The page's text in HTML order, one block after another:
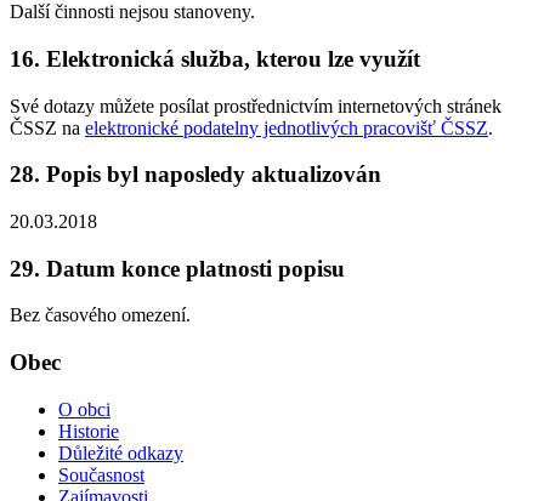
Další činnosti nejsou stanoveny.
16. Elektronická služba, kterou lze využít
Své dotazy můžete posílat prostřednictvím internetových stránek
ČSSZ na elektronické podatelny jednotlivých pracovišť ČSSZ.
28. Popis byl naposledy aktualizován
20.03.2018
29. Datum konce platnosti popisu
Bez časového omezení.
Obec
O obci
Historie
Důležité odkazy
Současnost
Zajímavosti